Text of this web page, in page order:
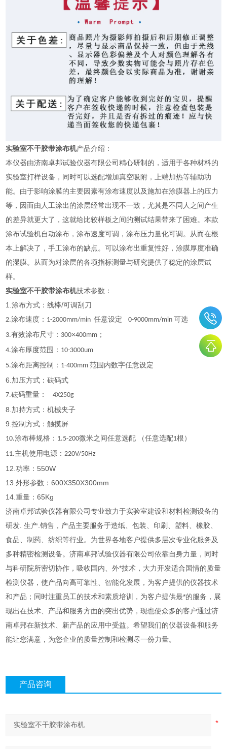
实验室不干胶带涂布机产品介绍：
本仪器由济南卓邦试验仪器有限公司精心研制的，适用于各种材料的
实验室打样设备，同时可以选配增加真空吸附，上端加热等辅助功
能。由于影响涂膜的主要因素有涂布速度以及施加在涂膜器上的压力
等，因而由人工涂出的涂层经常出现不一致，尤其是不同人之间产生
的差异就更大了，这就给比较样板之间的测试结果带来了困难。本款
涂布试验机自动涂布，涂布速度可调，涂布压力量化可调。从而在根
本上解决了，手工涂布的缺点。可以涂布出重复性好，涂膜厚度准确
的湿膜。从而为对涂层的各项指标测量与研究提供了稳定的涂层试
样。
实验室不干胶带涂布机技术参数：
1.涂布方式：线棒/可调刮刀
2.涂布速度： 1-2000mm/min任意设定0-9000mm/min 可选
3.有效涂布尺寸： 300×400mm ；
4.涂布厚度范围： 10-3000um
5.涂布距离控制： 1-400mm范围内数字任意设定
6.加压方式：砝码式
7.砝码重量：4X250g
8.加持方式：机械夹子
9.控制方式：触摸屏
10.涂布棒规格： 1.5-200微米之间任意选配 （任意选配1根）
11.主机使用电源：220V/50Hz
12.功率：550W
13.外形参数：600X350X300mm
14.重量：65Kg
济南卓邦试验仪器有限公司专业致力于实验室建设和材料检测设备的
研发. 生产.销售，产品主要服务于造纸、包装、印刷、塑料、橡胶、
食品、制药、纺织等行业。为世界各地客户提供多层次专业化服务及
多种精密检测设备。济南卓邦试验仪器有限公司依靠自身力量，同时
与科研院所密切协作，吸收国内、外*技术，大力开发适合国情的质量
检测仪器，使产品向高可靠性、智能化发展，为客户提供的仪器技术
和产品；同时注重员工的技术和素质培训，为客户提供最*的服务，展
现出在技术、产品和服务方面的突出优势，现也使众多的客户通过济
南卓邦在新技术、新产品的应用中受益。希望我们的仪器设备和服务
能让您满意，为您企业的质量控制和检测尽一份力量。
产品咨询